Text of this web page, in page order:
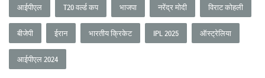
आईपीएल T20 वर्ल्ड कप भाजपा नरेंद्र मोदी विराट कोहली
बीजेपी ईरान भारतीय क्रिकेट IPL 2025 ऑस्ट्रेलिया
आईपीएल 2024